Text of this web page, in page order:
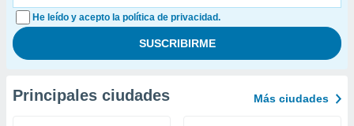
He leído y acepto la política de privacidad.
Principales ciudades Más ciudades